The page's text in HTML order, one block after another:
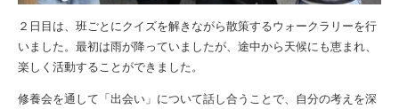
２日目は、班ごとにクイズを解きながら散策するウォークラリーを行
いました。最初は雨が降っていましたが、途中から天候にも恵まれ、
楽しく活動することができました。
修養会を通して「出会い」について話し合うことで、自分の考えを深